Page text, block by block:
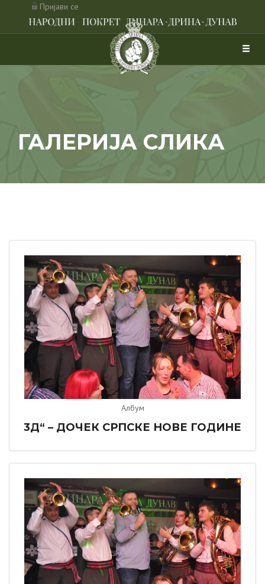
Пријави се
ГАЛЕРИЈА СЛИКА
Албум
3Д“ – ДОЧЕК СРПСКЕ НОВЕ ГОДИНЕ